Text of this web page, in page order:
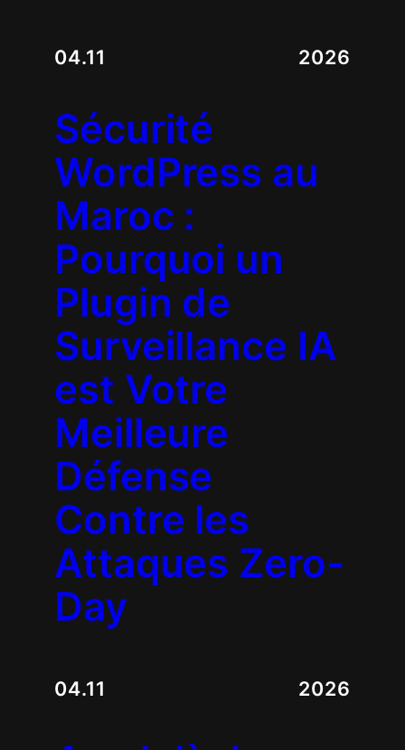
04.11 2026
Sécurité
WordPress au
Maroc :
Pourquoi un
Plugin de
Surveillance IA
est Votre
Meilleure
Défense
Contre les
Attaques Zero-
Day
04.11 2026